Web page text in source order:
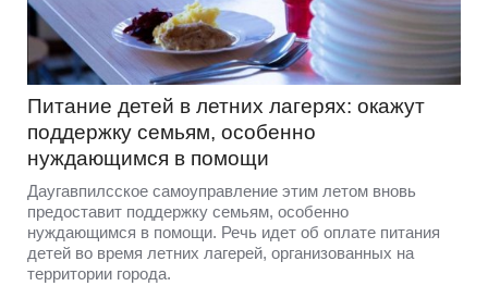
Питание детей в летних лагерях: окажут
поддержку семьям, особенно
нуждающимся в помощи
Даугавпилсское самоуправление этим летом вновь
предоставит поддержку семьям, особенно
нуждающимся в помощи. Речь идет об оплате питания
детей во время летних лагерей, организованных на
территории города.